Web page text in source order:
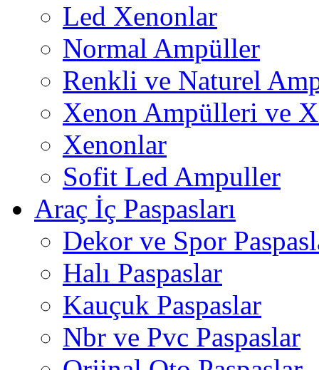
Led Xenonlar
Normal Ampüller
Renkli ve Naturel
Xenon Ampülleri ve
Xenonlar
Sofit Led Ampuller
Araç İç Paspasları
Dekor ve Spor
Halı Paspaslar
Kauçuk Paspaslar
Nbr ve Pvc Paspaslar